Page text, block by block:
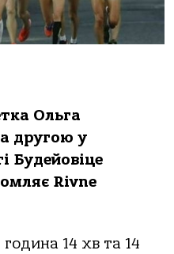
Ольга
другою у
Будейовіце
Rivne
14 хв та 14